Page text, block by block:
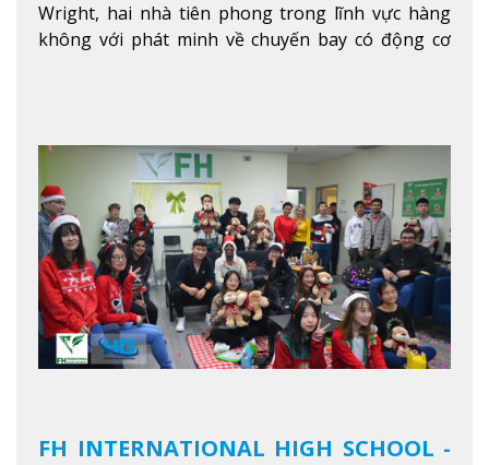
Wright, hai nhà tiên phong trong lĩnh vực hàng
không với phát minh về chuyến bay có động cơ
FH INTERNATIONAL HIGH SCHOOL -